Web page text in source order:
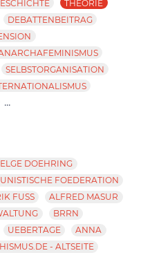
THEORIE
DEBATTENBEITRAG
SELBSTORGANISATION
...
DOEHRING
FOEDERATION
FUSS
ALFRED MASUR
BRRN
UEBERTAGE
ANNA
- ALTSEITE